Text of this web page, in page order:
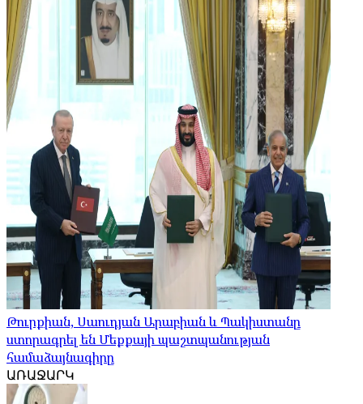
Թուրքիան, Սաուդյան Արաբիան և Պակիստանը
ստորագրել են Մեքքայի պաշտպանության
համաձայնագիրը
ԱՌԱՋԱՐԿ